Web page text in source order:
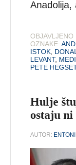
OBJAVLJENO
OZNAKE:
ISTOK
LEVANT,
PETE
Hulje
ostaju ni
AUTOR: